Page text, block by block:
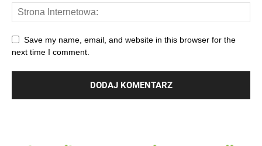
Save my name, email, and website in this browser for the
next time I comment.